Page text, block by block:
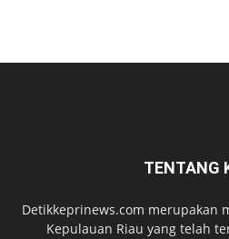
TENTANG
Detikkeprinews.com merupakan
Kepulauan Riau yang telah